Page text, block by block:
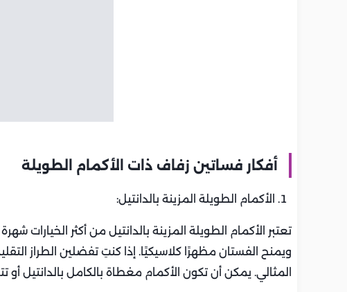
أفكار فساتين زفاف ذات الأكمام الطويلة
الأكمام الطويلة المزينة بالدانتيل:
تعتبر الأكمام الطويلة المزينة بالدانتيل من أكثر الخيارات
ويمنح الفستان مظهرًا كلاسيكيًا. إذا كنتِ تفضلين الطراز
المثالي. يمكن أن تكون الأكمام مغطاة بالكامل بالدانتيل أو